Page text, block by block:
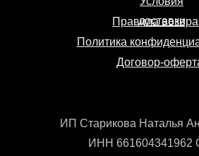
ИП Старикова Наталья
ИНН 661604341962
Политика
доставки
Правила
Договор-